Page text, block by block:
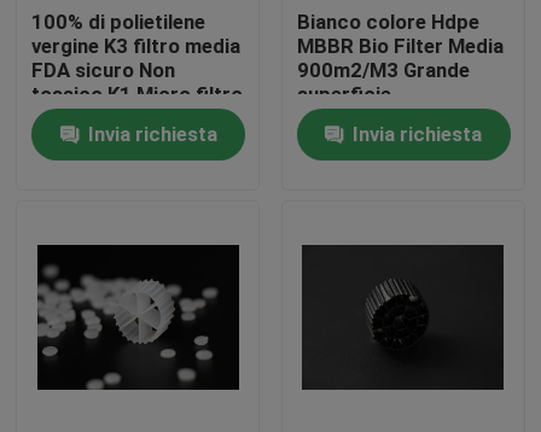
Controllo di qualità
Contattici
Richieda una citazione
Medi filtranti MBBR
100% di polietilene
vergine K3 filtro media
FDA sicuro Non
tossico K1 Micro filtro
MBBR reattore
biomover produttore
cinese
Invia richiesta
Bianco colore Hdpe
MBBR Bio Filter Media
900m2/M3 Grande
superficie
Invia richiesta